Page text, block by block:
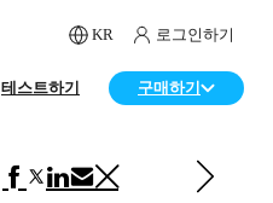
KR 로그인하기
테스트하기 구매하기
Beyond White